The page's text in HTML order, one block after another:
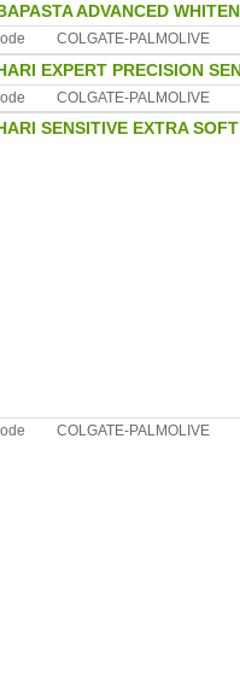
ADVANCED
COLGATE-PALMOLIVE
EXPERT PRECISION
COLGATE-PALMOLIVE
SENSITIVE EXTRA SOFT
COLGATE-PALMOLIVE